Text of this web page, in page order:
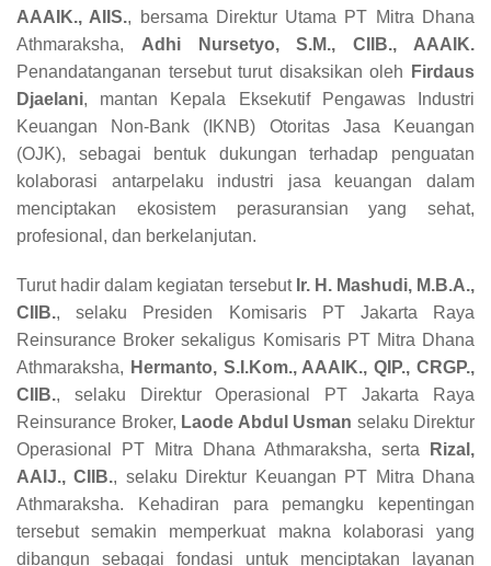
AAAIK., AIIS., bersama Direktur Utama PT Mitra Dhana
Athmaraksha, Adhi Nursetyo, S.M., CIIB., AAAIK.
Penandatanganan tersebut turut disaksikan oleh
Firdaus
Djaelani, mantan Kepala Eksekutif Pengawas Industri
Keuangan Non-Bank (IKNB) Otoritas Jasa Keuangan
(OJK), sebagai bentuk dukungan terhadap penguatan
kolaborasi antarpelaku industri jasa keuangan dalam
menciptakan ekosistem perasuransian yang sehat,
profesional, dan berkelanjutan.
Turut hadir dalam kegiatan tersebut Ir. H. Mashudi, M.B.A.,
CIIB., selaku Presiden Komisaris PT Jakarta Raya
Reinsurance Broker sekaligus Komisaris PT Mitra Dhana
Athmaraksha, Hermanto, S.I.Kom., AAAIK., QIP., CRGP.,
CIIB., selaku Direktur Operasional PT Jakarta Raya
Reinsurance Broker, Laode Abdul Usman selaku Direktur
Operasional PT Mitra Dhana Athmaraksha, serta
Rizal,
AAIJ., CIIB., selaku Direktur Keuangan PT Mitra Dhana
Athmaraksha. Kehadiran para pemangku kepentingan
tersebut semakin memperkuat makna kolaborasi yang
dibangun sebagai fondasi untuk menciptakan layanan